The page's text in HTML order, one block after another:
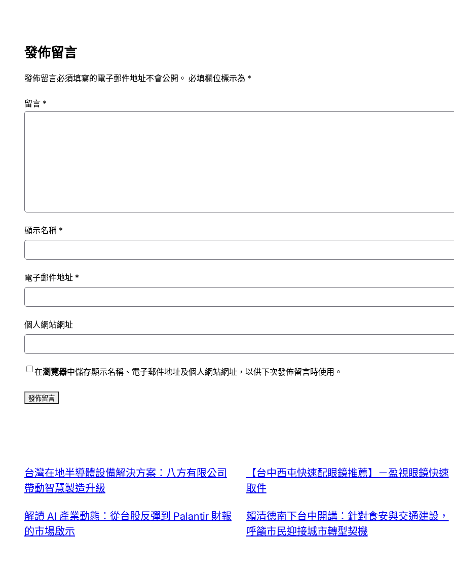
發佈留言
發佈留言必須填寫的電子郵件地址不會公開。 必填欄位標示為 *
留言 *
顯示名稱 *
電子郵件地址 *
個人網站網址
在瀏覽器中儲存顯示名稱、電子郵件地址及個人網站網址，以供下次發佈留言時使用。
台灣在地半導體設備解決方案：八方有限公司
帶動智慧製造升級
【台中西屯快速配眼鏡推薦】－盈視眼鏡快速
取件
解讀 AI 產業動態：從台股反彈到 Palantir 財報
的市場啟示
賴清德南下台中開講：針對食安與交通建設，
呼籲市民迎接城市轉型契機